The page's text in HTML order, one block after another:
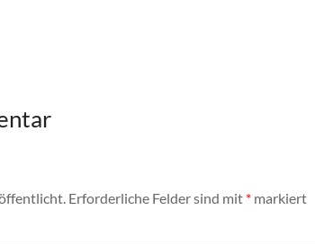
Erforderliche Felder sind mit * markiert